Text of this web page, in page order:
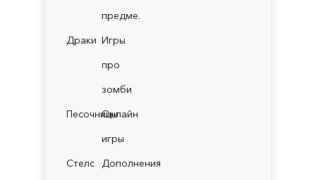
предме.
Драки Игры
про
зомби
ПесочницыОнлайн
игры
Стелс
Дополнения